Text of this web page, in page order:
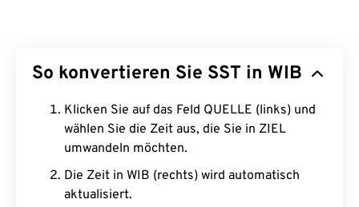
So konvertieren Sie SST in WIB
Klicken Sie auf das Feld QUELLE (links) und
wählen Sie die Zeit aus, die Sie in ZIEL
umwandeln möchten.
Die Zeit in WIB (rechts) wird automatisch
aktualisiert.